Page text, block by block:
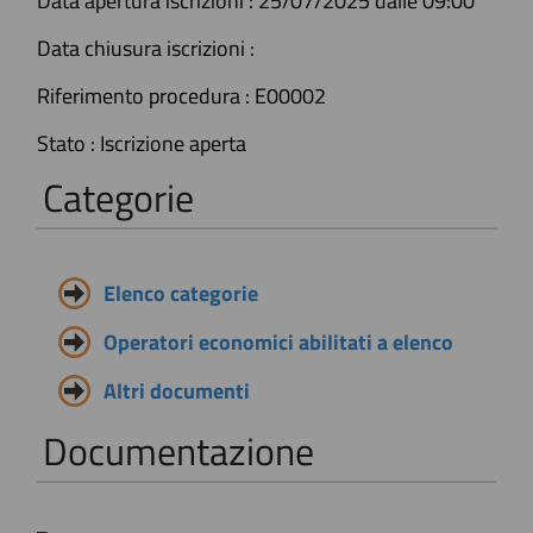
Data chiusura iscrizioni :
Riferimento procedura : E00002
Stato : Iscrizione aperta
Categorie
Elenco categorie
Operatori economici abilitati a elenco
Altri documenti
Documentazione